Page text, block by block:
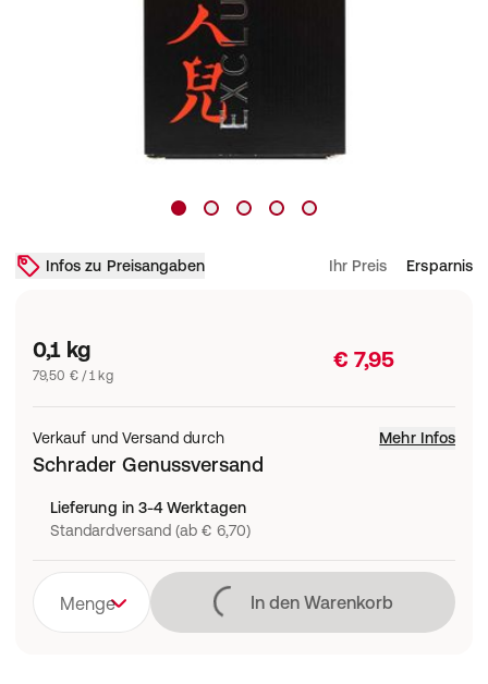
Infos zu Preisangaben Ihr Preis Ersparnis
0,1 kg
79,50 € / 1 kg
€ 7,95
Verkauf und Versand durch Mehr Infos
Schrader Genussversand
Lieferung in 3-4 Werktagen
Standardversand (ab € 6,70)
Menge LädtIn den Warenkorb